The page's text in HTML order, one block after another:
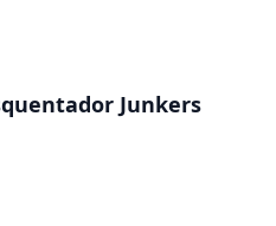
Junkers